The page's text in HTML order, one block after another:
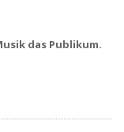
das Publikum.